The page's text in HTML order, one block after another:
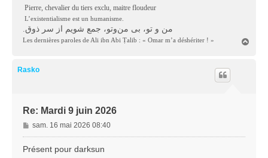
e
Pierre, chevalier du tiers exclu, maitre floudeur
L’existentialisme est un humanisme.
.من و تو، بی من‌و‌تو، جمع شویم از سر ذوق
Les dernières paroles de Ali ibn Abi Ṭalib : « Omar m’a déshériter ! »
Rasko
Re: Mardi 9 juin 2026
M
e
s
sam. 16 mai 2026 08:40
Présent pour darksun